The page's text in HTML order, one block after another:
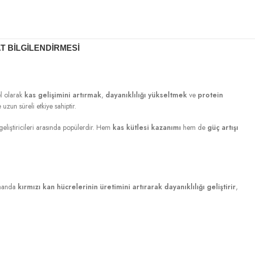
BILGILENDIRMESI
olarak kas gelişimini artırmak, dayanıklılığı yükseltmek ve protein
süreli etkiye sahiptir.
arasında popülerdir. Hem kas kütlesi kazanımı hem de güç artışı
kırmızı kan hücrelerinin üretimini artırarak dayanıklılığı geliştirir,